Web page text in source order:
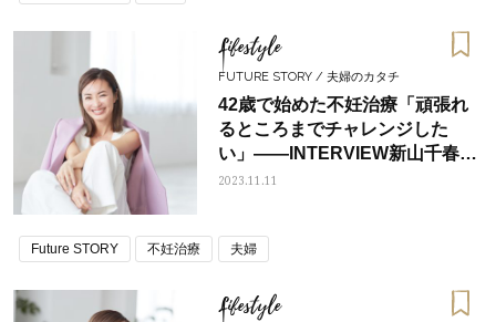
Lifestyle
FUTURE STORY / 夫婦のカタチ
42歳で始めた不妊治療「頑張れ
るところまでチャレンジした
い」――INTERVIEW新山千春さ
ん②
2023.11.11
Future STORY 不妊治療 夫婦
Lifestyle